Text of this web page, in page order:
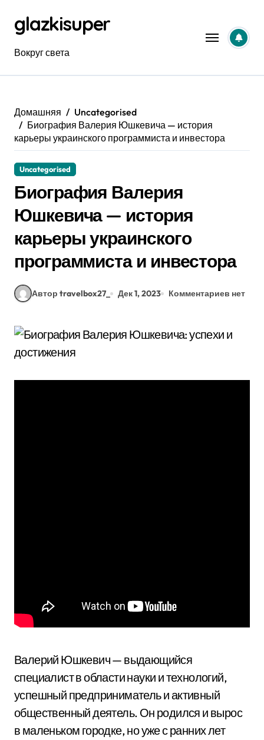
содержанию
glazkisuper
Вокруг света
Домашняя
Uncategorised
Биография Валерия Юшкевича — история
карьеры украинского программиста и инвестора
Uncategorised
Биография Валерия
Юшкевича — история
карьеры украинского
программиста и инвестора
Автор travelbox27_ Дек 1, 2023 Комментариев нет
Валерий Юшкевич — выдающийся
специалист в области науки и технологий,
успешный предприниматель и активный
общественный деятель. Он родился и вырос
в маленьком городке, но уже с ранних лет